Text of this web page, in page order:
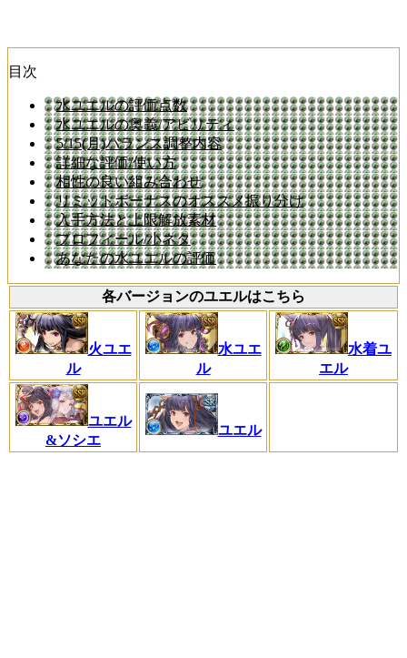
目次
水ユエルの評価点数
水ユエルの奥義/アビリティ
5/15(月)バランス調整内容
詳細な評価/使い方
相性の良い組み合わせ
リミットボーナスのオススメ振り分け
入手方法と上限解放素材
プロフィール/小ネタ
あなたの水ユエルの評価
各バージョンのユエルはこちら
火ユエ
ル
水ユエ
ル
水着ユ
エル
ユエル
&ソシエ
ユエル